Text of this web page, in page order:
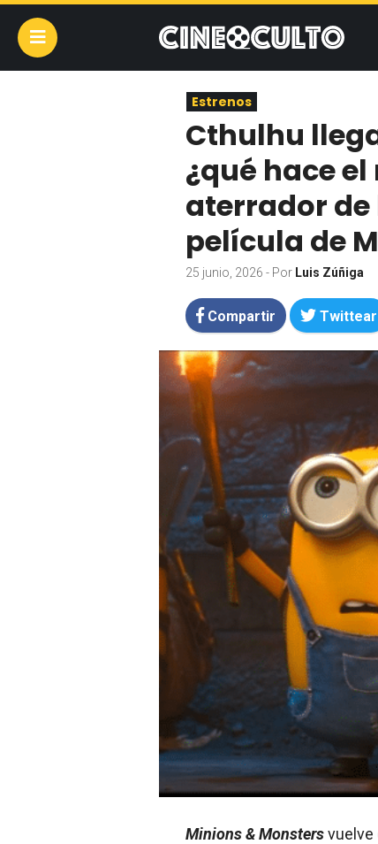
Estrenos
Cthulhu
¿qué hace
aterrador
película de
25 junio, 2026 - Por Luis Zúñiga
Compartir Twittear
Minions & Monstersvuelve